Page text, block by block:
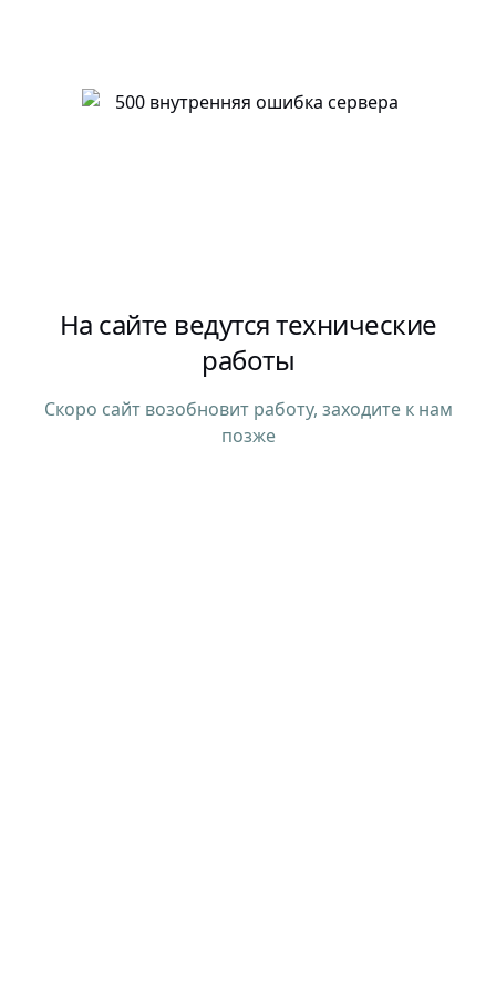
На сайте ведутся технические
работы
Скоро сайт возобновит работу, заходите к нам
позже